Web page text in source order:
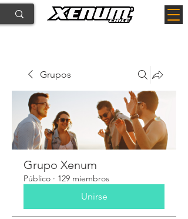
Grupos
Grupo Xenum
Público · 129 miembros
Unirse